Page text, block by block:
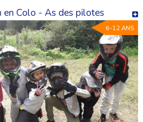
en Colo - As des pilotes
6-12 ANS